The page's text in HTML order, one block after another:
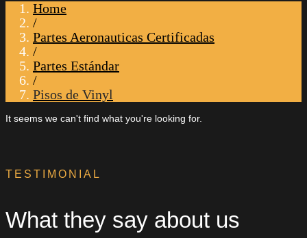
Home
/
Partes Aeronauticas Certificadas
/
Partes Estándar
/
Pisos de Vinyl
It seems we can't find what you're looking for.
TESTIMONIAL
What they say about us